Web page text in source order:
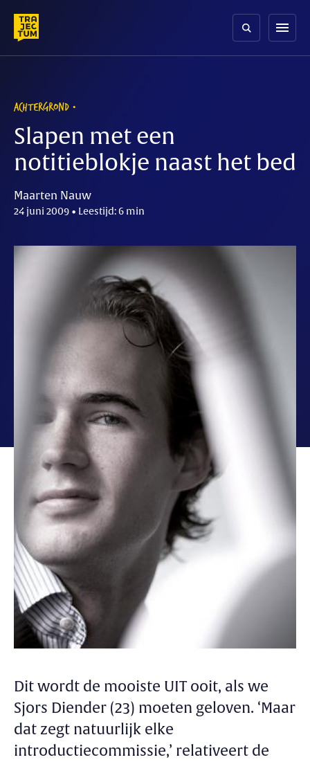
content
menu
ACHTERGROND
Slapen met een
notitieblokje naast het bed
Maarten Nauw
24 juni 2009 • Leestijd: 6 min
Dit wordt de mooiste UIT ooit, als we
Sjors Diender (23) moeten geloven. ‘Maar
dat zegt natuurlijk elke
introductiecommissie,’ relativeert de